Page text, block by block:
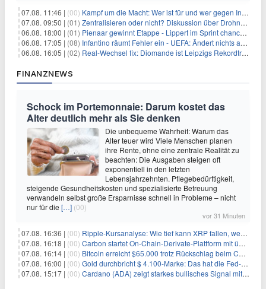
07.08. 11:46 | (00) Kampf um die Macht: Wer ist für und wer gegen Infantino?
07.08. 09:50 | (01) Zentralisieren oder nicht? Diskussion über Drohnenabwehr
06.08. 18:00 | (01) Pienaar gewinnt Etappe - Lippert im Sprint chancenlos
06.08. 17:05 | (08) Infantino räumt Fehler ein - UEFA: Ändert nichts an Boykott
06.08. 16:05 | (02) Real-Wechsel fix: Diomande ist Leipzigs Rekordtransfer
FINANZNEWS
Schock im Portemonnaie: Darum kostet das
Alter deutlich mehr als Sie denken
Die unbequeme Wahrheit: Warum das
Alter teuer wird Viele Menschen planen
ihre Rente, ohne eine zentrale Realität zu
beachten: Die Ausgaben steigen oft
exponentiell in den letzten
Lebensjahrzehnten. Pflegebedürftigkeit,
steigende Gesundheitskosten und spezialisierte Betreuung
verwandeln selbst große Ersparnisse schnell in Probleme – nicht
nur für die […] (00)
vor 31 Minuten
07.08. 16:36 | (00) Ripple-Kursanalyse: Wie tief kann XRP fallen, wenn die $1-Unterstützung am Wochenende verloren geht?
07.08. 16:18 | (00) Carbon startet On-Chain-Derivate-Plattform mit über 950 Märkten in einem Konto
07.08. 16:14 | (00) Bitcoin erreicht $65.000 trotz Rückschlag beim CLARITY Act und fehlendem US-Iran-Abkommen
07.08. 16:00 | (00) Gold durchbricht $ 4.100-Marke: Das hat die Fed-Entscheidung ausgelöst
07.08. 15:17 | (00) Cardano (ADA) zeigt starkes bullisches Signal mit Potenzial für 200% Kursanstieg